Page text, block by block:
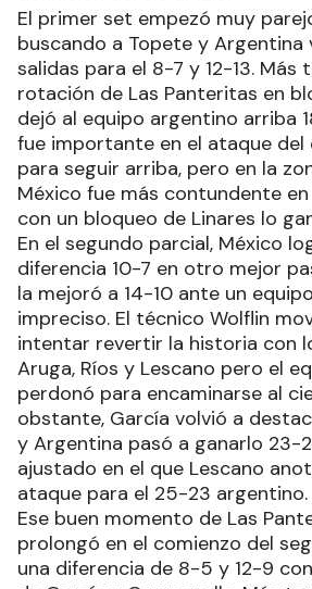
El primer set empezó muy
buscando a Topete y Argentina
salidas para el 8-7 y 12-13. Más
rotación de Las Panteritas en
dejó al equipo argentino arriba
fue importante en el ataque del
para seguir arriba, pero en la
México fue más contundente
con un bloqueo de Linares lo
En el segundo parcial, México
diferencia 10-7 en otro mejor
la mejoró a 14-10 ante un
impreciso. El técnico Wolflin
intentar revertir la historia con
Aruga, Ríos y Lescano pero el
perdonó para encaminarse al
obstante, García volvió a
y Argentina pasó a ganarlo 23-
ajustado en el que Lescano
ataque para el 25-23 argentino.
Ese buen momento de Las
prolongó en el comienzo del
una diferencia de 8-5 y 12-9